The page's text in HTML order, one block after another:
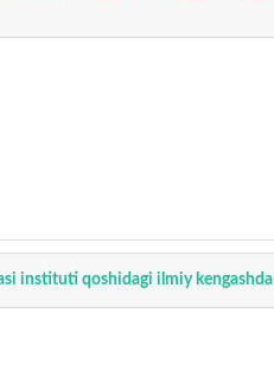
instituti qoshidagi ilmiy